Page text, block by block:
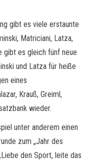
gibt es viele erstaunte
Matriciani, Latza,
gibt es gleich fünf neue
und Latza für heiße
eines
Krauß, Greiml,
wieder.
unter anderem einen
zum „Jahr des
den Sport, leite das